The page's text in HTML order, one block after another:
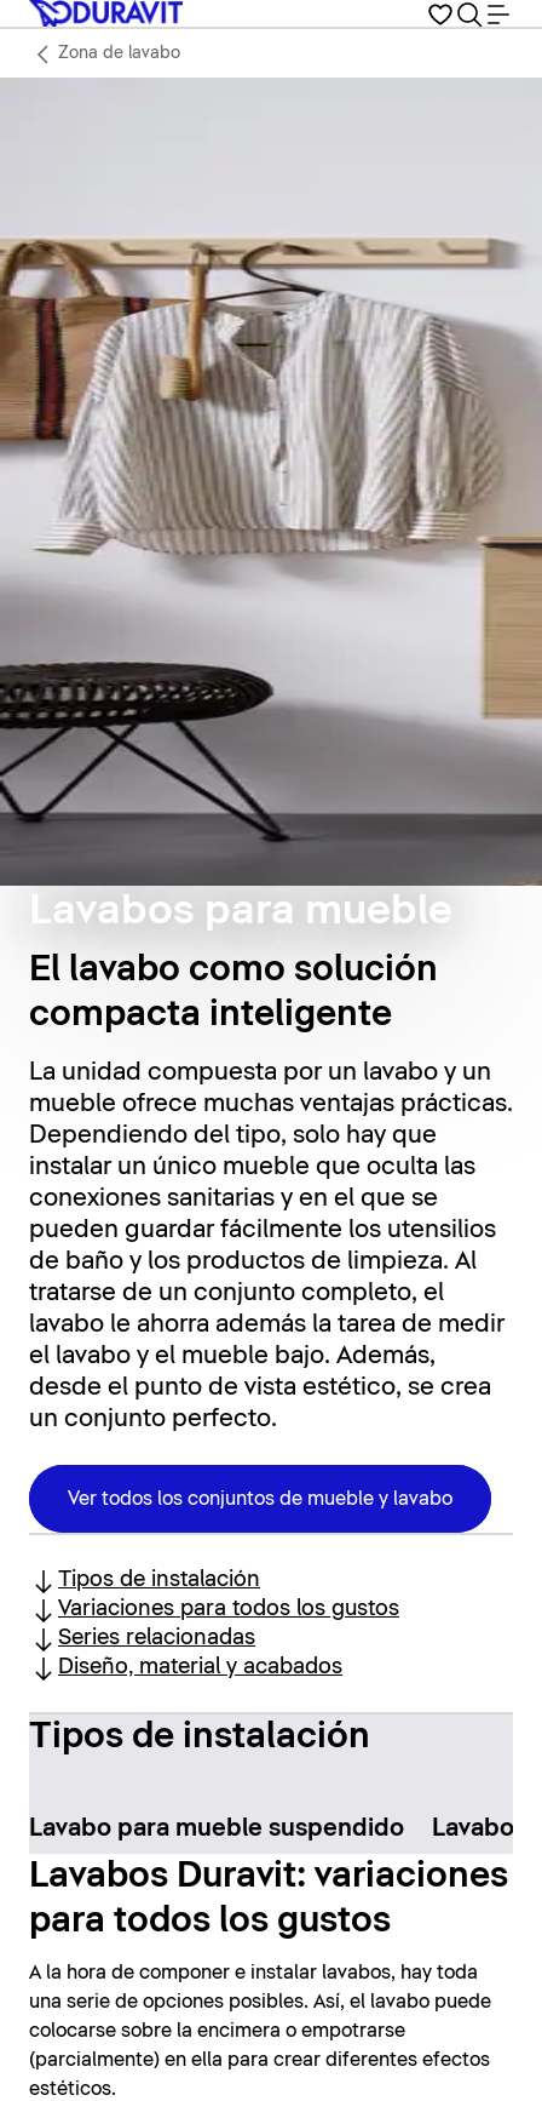
Zona de lavabo
Lavabos para mueble
El lavabo como solución
compacta inteligente
La unidad compuesta por un lavabo y un
mueble ofrece muchas ventajas prácticas.
Dependiendo del tipo, solo hay que
instalar un único mueble que oculta las
conexiones sanitarias y en el que se
pueden guardar fácilmente los utensilios
de baño y los productos de limpieza. Al
tratarse de un conjunto completo, el
lavabo le ahorra además la tarea de medir
el lavabo y el mueble bajo. Además,
desde el punto de vista estético, se crea
un conjunto perfecto.
Ver todos los conjuntos de mueble y lavabo
Tipos de instalación
Variaciones para todos los gustos
Series relacionadas
Diseño, material y acabados
Tipos de instalación
Lavabo para mueble suspendido Lavabo
Lavabos Duravit: variaciones
para todos los gustos
A la hora de componer e instalar lavabos, hay toda
una serie de opciones posibles. Así, el lavabo puede
colocarse sobre la encimera o empotrarse
(parcialmente) en ella para crear diferentes efectos
estéticos.